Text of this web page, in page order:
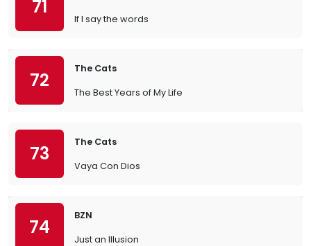
71
If I say the words
72
The Cats
The Best Years of My Life
73
The Cats
Vaya Con Dios
74
BZN
Just an Illusion